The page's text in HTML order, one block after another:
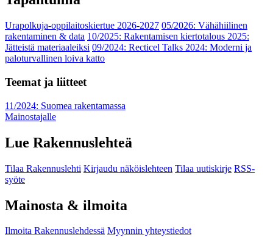
Urapolkuja-oppilaitoskiertue 2026-2027 05/2026: Vähähiilinen
rakentaminen & data 10/2025: Rakentamisen kiertotalous 2025:
Jätteistä materiaaleiksi 09/2024: Recticel Talks 2024: Moderni ja
paloturvallinen loiva katto
Teemat ja liitteet
11/2024: Suomea rakentamassa
Mainostajalle
Lue Rakennuslehteä
Tilaa Rakennuslehti Kirjaudu näköislehteen Tilaa uutiskirje RSS-
syöte
Mainosta & ilmoita
Ilmoita Rakennuslehdessä Myynnin yhteystiedot